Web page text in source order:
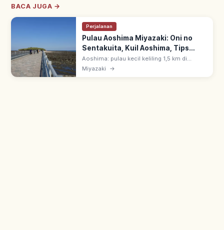
BACA JUGA →
Perjalanan
Pulau Aoshima Miyazaki: Oni no
Sentakuita, Kuil Aoshima, Tips
Berkunjung
Aoshima: pulau kecil keliling 1,5 km di
Miyazaki, dicapai jalan kaki via jembatan.
Dikelilingi batuan Oni no Sentakuita; Kuil
Miyazaki →